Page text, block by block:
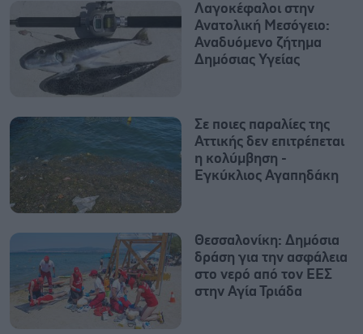
Λαγοκέφαλοι στην
Ανατολική Μεσόγειο:
Αναδυόμενο ζήτημα
Δημόσιας Υγείας
Σε ποιες παραλίες της
Αττικής δεν επιτρέπεται
η κολύμβηση -
Εγκύκλιος Αγαπηδάκη
Θεσσαλονίκη: Δημόσια
δράση για την ασφάλεια
στο νερό από τον ΕΕΣ
στην Αγία Τριάδα